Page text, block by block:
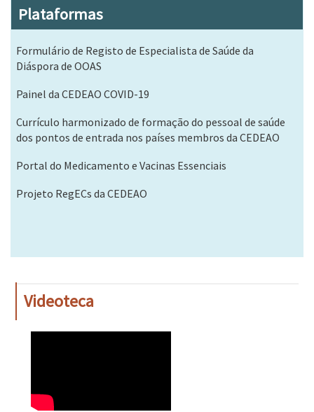
Plataformas
Formulário de Registo de Especialista de Saúde da
Diáspora de OOAS
Painel da CEDEAO COVID-19
Currículo harmonizado de formação do pessoal de saúde
dos pontos de entrada nos países membros da CEDEAO
Portal do Medicamento e Vacinas Essenciais
Projeto RegECs da CEDEAO
Videoteca